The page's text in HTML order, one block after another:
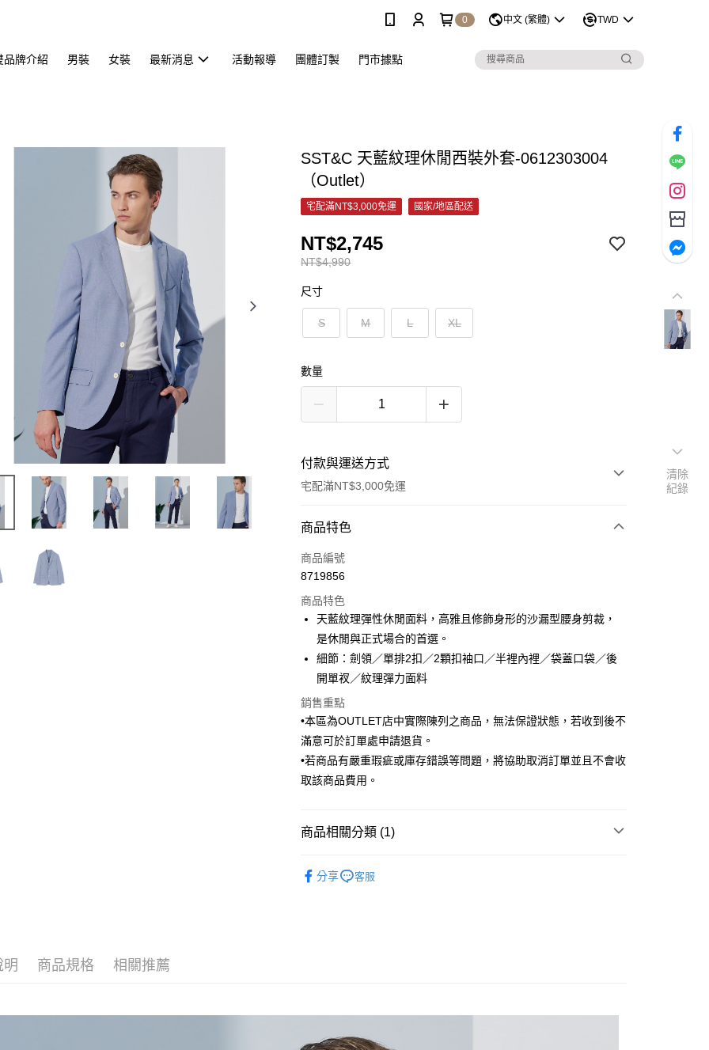
0 中文 (繁體) TWD
品牌介紹 男裝 女裝 最新消息 活動報導 團體訂製 門市據點
SST&C 天藍紋理休閒西裝外套-0612303004
（Outlet）
宅配滿NT$3,000免運 國家/地區配送
NT$4,990
NT$2,745
尺寸
S M L XL
數量
付款與運送方式
宅配滿NT$3,000免運
付款方式
信用卡一次付款
3 期 0 利率 每期 NT$915 21家銀行
合作金庫商業銀行
華南商業銀行
彰化商業銀行
國泰世華商業銀行
臺灣中小企業銀行
匯豐（台灣）商業銀行
華泰商業銀行
聯邦商業銀行
玉山商業銀行
星展（台灣）商業銀行
台新國際商業銀行
6 期 0 利率 每期NT$457
合作金庫商業銀行
第一商業銀行
華南商業銀行
國泰世華商業銀行
臺灣中小企業銀行
台中商業銀行
匯豐（台灣）商業銀行
聯邦商業銀行
遠東國際商業銀行
元大商業銀行
台灣樂天信用卡公司
LINE Pay
街口支付
Google Pay
AFTEE先享後付
【關於「AFTEE先享後付」】
２．訂單成立數日內，您將收到繳費通知簡訊。
／ATM／網路銀行／等多元方式進行付款，方視為交易完成。
ATM付款
新竹物流離島宅配
每筆NT$350，滿NT$3,500(含以上)免運費
商品特色
商品編號
8719856
商品特色
天藍紋理彈性休閒面料，高雅且修飾身形的沙漏型腰身剪裁，
是休閒與正式場合的首選。
細節：劍領／單排2扣／2顆扣袖口／半裡內裡／袋蓋口袋／後
開單衩／紋理彈力面料
銷售重點
•本區為OUTLET店中實際陳列之商品，無法保證狀態，若收到後不
滿意可於訂單處申請退貨。
•若商品有嚴重瑕疵或庫存錯誤等問題，將協助取消訂單並且不會收
取該商品費用。
商品相關分類 (1)
分享
客服
明 商品規格 相關推薦
清除
紀錄